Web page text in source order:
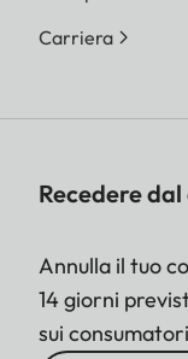
Carriera
Recedere
Annulla il tuo
14 giorni
sui